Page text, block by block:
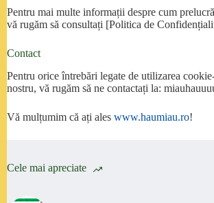
Pentru mai multe informații despre cum
vă rugăm să consultați [Politica de
Contact
Pentru orice întrebări legate de utilizarea
nostru, vă rugăm să ne contactați la:
Vă mulțumim că ați ales www.haumiau.ro!
Cele mai apreciate